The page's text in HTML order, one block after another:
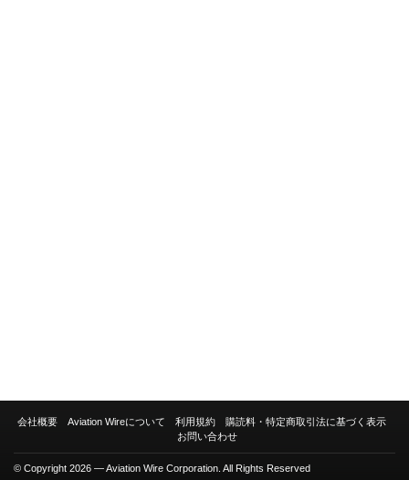
会社概要 Aviation Wireについて 利用規約
購読料・特定商取引法に基づく表示
お問い合わせ
© Copyright 2026 — Aviation Wire Corporation. All Rights Reserved